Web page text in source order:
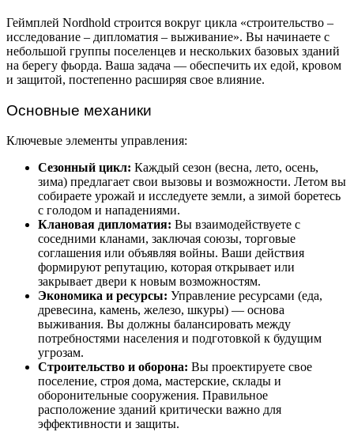
Геймплей Nordhold строится вокруг цикла «строительство –
исследование – дипломатия – выживание». Вы начинаете с
небольшой группы поселенцев и нескольких базовых зданий
на берегу фьорда. Ваша задача — обеспечить их едой, кровом
и защитой, постепенно расширяя свое влияние.
Основные механики
Ключевые элементы управления:
Сезонный цикл: Каждый сезон (весна, лето, осень,
зима) предлагает свои вызовы и возможности. Летом вы
собираете урожай и исследуете земли, а зимой боретесь
с голодом и нападениями.
Клановая дипломатия: Вы взаимодействуете с
соседними кланами, заключая союзы, торговые
соглашения или объявляя войны. Ваши действия
формируют репутацию, которая открывает или
закрывает двери к новым возможностям.
Экономика и ресурсы: Управление ресурсами (еда,
древесина, камень, железо, шкуры) — основа
выживания. Вы должны балансировать между
потребностями населения и подготовкой к будущим
угрозам.
Строительство и оборона: Вы проектируете свое
поселение, строя дома, мастерские, склады и
оборонительные сооружения. Правильное
расположение зданий критически важно для
эффективности и защиты.